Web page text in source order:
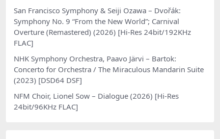
San Francisco Symphony & Seiji Ozawa – Dvořák:
Symphony No. 9 “From the New World”; Carnival
Overture (Remastered) (2026) [Hi-Res 24bit/192KHz
FLAC]
NHK Symphony Orchestra, Paavo Järvi – Bartok:
Concerto for Orchestra / The Miraculous Mandarin Suite
(2023) [DSD64 DSF]
NFM Choir, Lionel Sow – Dialogue (2026) [Hi-Res
24bit/96KHz FLAC]